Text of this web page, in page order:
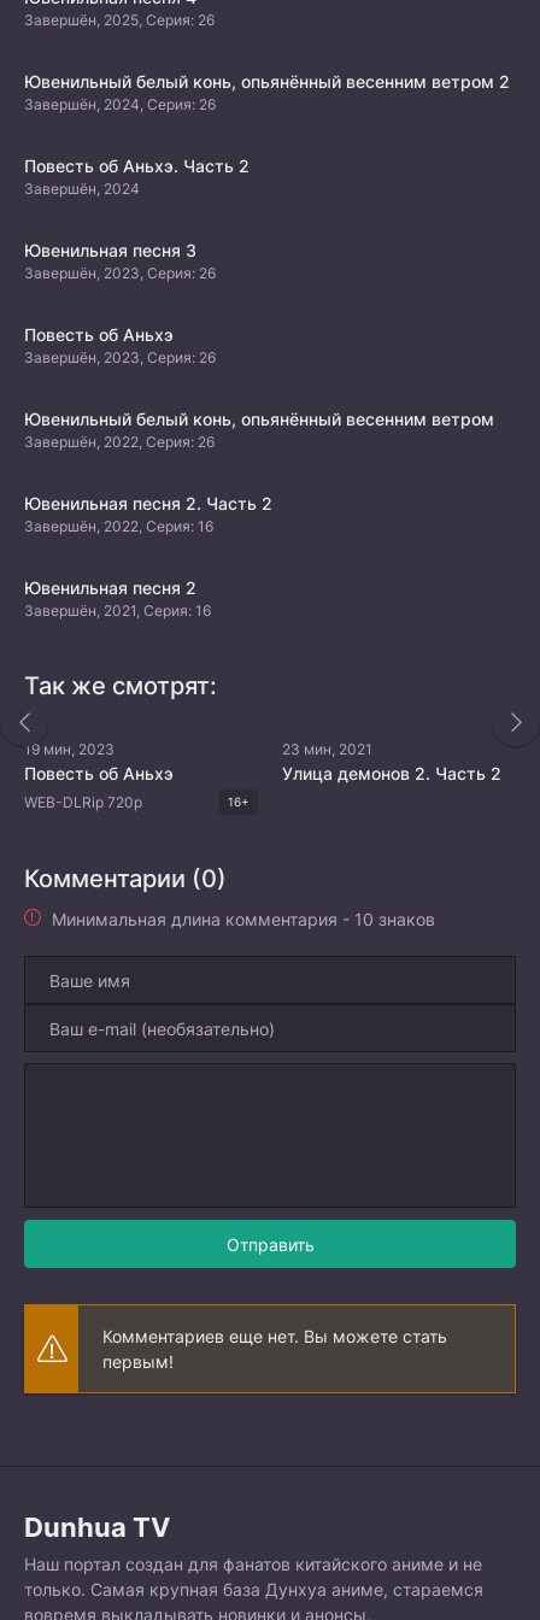
Завершён, 2025, Серия: 26
Ювенильный белый конь, опьянённый весенним ветром 2
Завершён, 2024, Серия: 26
Повесть об Аньхэ. Часть 2
Завершён, 2024
Ювенильная песня 3
Завершён, 2023, Серия: 26
Повесть об Аньхэ
Завершён, 2023, Серия: 26
Ювенильный белый конь, опьянённый весенним ветром
Завершён, 2022, Серия: 26
Ювенильная песня 2. Часть 2
Завершён, 2022, Серия: 16
Ювенильная песня 2
Завершён, 2021, Серия: 16
Так же смотрят:
19 мин, 2023
Повесть об Аньхэ
WEB-DLRip 720p 16+
23 мин, 2021
Улица демонов 2. Часть 2
Комментарии (0)
Минимальная длина комментария - 10 знаков
Отправить
Комментариев еще нет. Вы можете стать
первым!
Dunhua TV
Наш портал создан для фанатов китайского аниме и не
только. Самая крупная база Дунхуа аниме, стараемся
вовремя выкладывать новинки и анонсы,